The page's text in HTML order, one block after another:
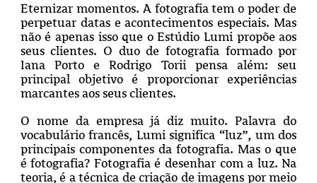
Eternizar momentos. A fotografia tem o poder de
perpetuar datas e acontecimentos especiais. Mas
não é apenas isso que o Estúdio Lumi propõe aos
seus clientes. O duo de fotografia formado por
Iana Porto e Rodrigo Torii pensa além: seu
principal objetivo é proporcionar experiências
marcantes aos seus clientes.
O nome da empresa já diz muito. Palavra do
vocabulário francês, Lumi significa “luz”, um dos
principais componentes da fotografia. Mas o que
é fotografia? Fotografia é desenhar com a luz. Na
teoria, é a técnica de criação de imagens por meio